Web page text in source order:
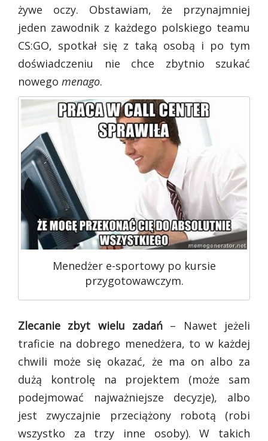
żywe oczy. Obstawiam, że przynajmniej
jeden zawodnik z każdego polskiego teamu
CS:GO, spotkał się z taką osobą i po tym
doświadczeniu nie chce zbytnio szukać
nowego menago.
Menedżer e-sportowy po kursie
przygotowawczym.
Zlecanie zbyt wielu zadań – Nawet jeżeli
traficie na dobrego menedżera, to w każdej
chwili może się okazać, że ma on albo za
dużą kontrolę na projektem (może sam
podejmować najważniejsze decyzje), albo
jest zwyczajnie przeciążony robotą (robi
wszystko za trzy inne osoby). W takich